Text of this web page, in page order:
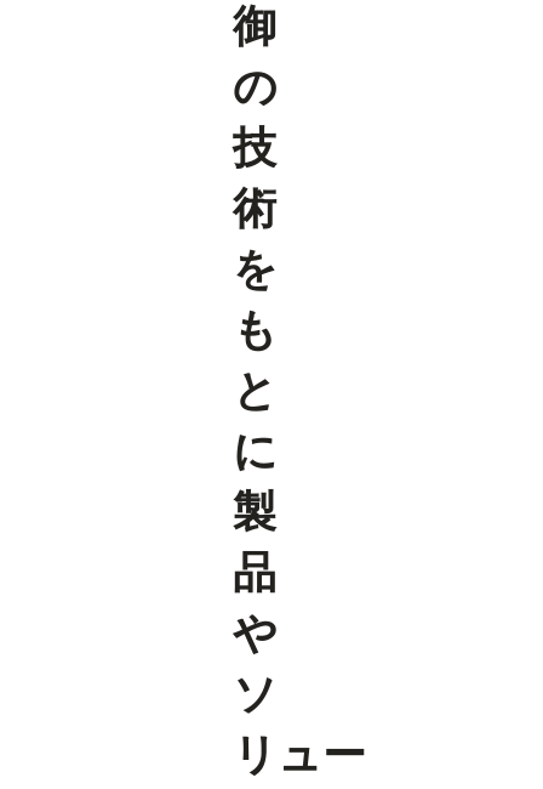
御
の
技
術
を
も
と
に
製
品
や
ソ
リュー